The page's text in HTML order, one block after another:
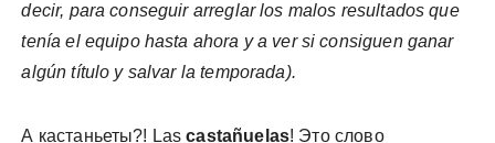
decir, para conseguir arreglar los malos resultados que
tenía el equipo hasta ahora y a ver si consiguen ganar
algún título y salvar la temporada).
А кастаньеты?! Lascastañuelas! Это слово